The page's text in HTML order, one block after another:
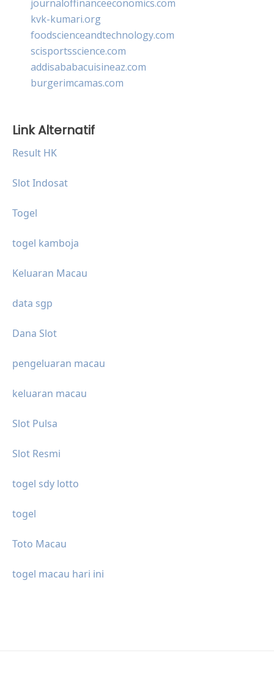
journaloffinanceeconomics.com
kvk-kumari.org
foodscienceandtechnology.com
scisportsscience.com
addisababacuisineaz.com
burgerimcamas.com
Link Alternatif
Result HK
Slot Indosat
Togel
togel kamboja
Keluaran Macau
data sgp
Dana Slot
pengeluaran macau
keluaran macau
Slot Pulsa
Slot Resmi
togel sdy lotto
togel
Toto Macau
togel macau hari ini